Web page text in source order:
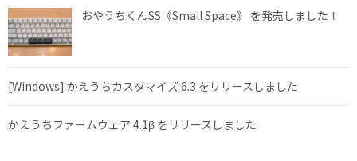
おやうちくんSS《Small Space》 を発売しました！
[Windows] かえうちカスタマイズ 6.3 をリリースしました
かえうちファームウェア 4.1β をリリースしました